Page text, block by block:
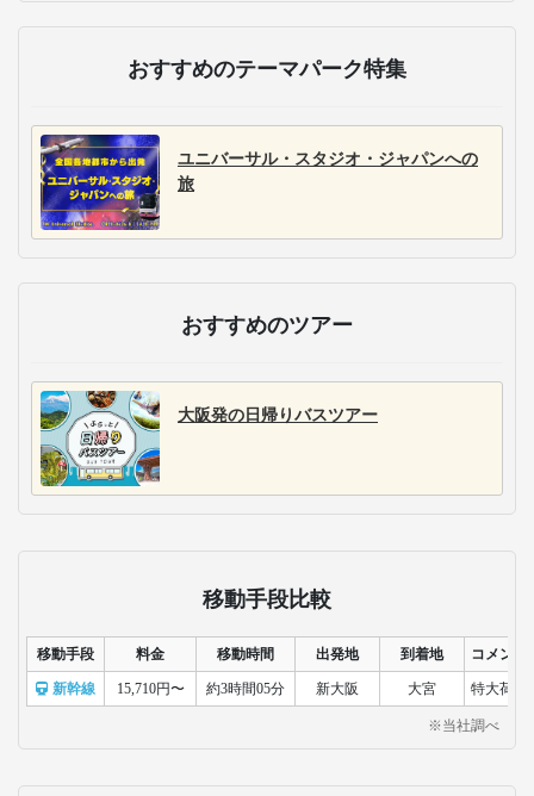
おすすめのテーマパーク特集
ユニバーサル・スタジオ・ジャパンへの
旅
おすすめのツアー
大阪発の日帰りバスツアー
移動手段比較
移動手段 料金 移動時間 出発地 到着地 コメント
新幹線 15,710円〜 約3時間05分 新大阪 大宮 特大荷物
※当社調べ